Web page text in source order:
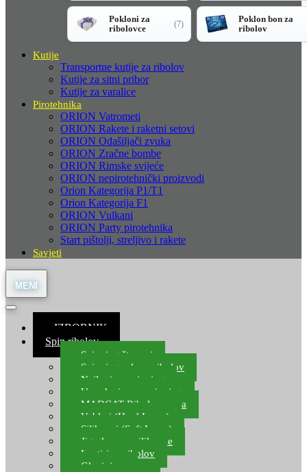
Pokloni za
ribolovce
(7)
Poklon bon za
ribolov
Kutije
Transportne kutije za ribolov
Kutije za sitni pribor
Kutije za varalice
Pirotehnika
ORION Vatrometi
ORION Rakete i raketni setovi
ORION Odašiljači zvuka
ORION Zračne bombe
ORION Rimske svijeće
ORION nepirotehnički proizvodi
Orion Kategorija P1/T1
Orion Kategorija F1
ORION Vulkani
ORION Party pirotehnika
Start pištolji, streljivo i rakete
Savjeti
≡ IZBORNIK
Spin ribolov
Spinning štapovi
Spinning role za ribolov
Najloni za spinning
Upredenice za spinning
MADCAT Ribolov soma
Vobleri (Hard Lures)
Silikonci (Soft Lures)
Jig glave za silikonce
Leptiri za ribolov
Glavinjare